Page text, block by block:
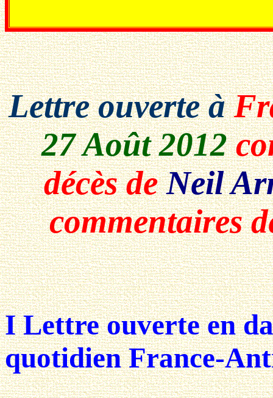
Lettre ouverte à
27 Août 2012
décès deNeil
commentaires
I Lettre ouverte en
quotidien France-